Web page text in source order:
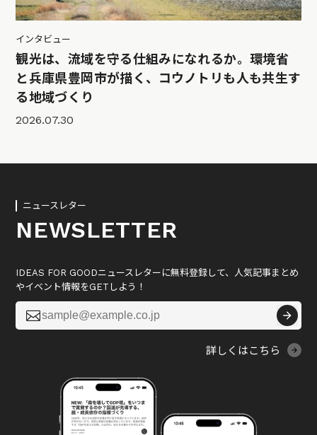
インタビュー
観光は、流域を守る仕組みになれるか。環境省
と兵庫県豊岡市が描く、コウノトリも人も共生す
る地域づくり
2026.07.30
ニュースレター
NEWSLETTER
IDEAS FOR GOODニュースレターに無料登録して、人気記事まとめ
やイベント情報をGETしよう！

詳しくはこちら